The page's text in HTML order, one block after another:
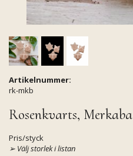
Artikelnummer:
rk-mkb
Rosenkvarts, Merkaba
Pris/styck
➢ Välj storlek i listan